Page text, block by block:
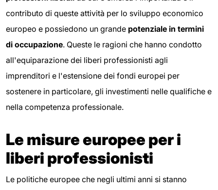
contributo di queste attività per lo sviluppo economico
europeo e possiedono un grande potenziale in termini
di occupazione. Queste le ragioni che hanno condotto
all'equiparazione dei liberi professionisti agli
imprenditori e l'estensione dei fondi europei per
sostenere in particolare, gli investimenti nelle qualifiche e
nella competenza professionale.
Le misure europee per i
liberi professionisti
Le politiche europee che negli ultimi anni si stanno